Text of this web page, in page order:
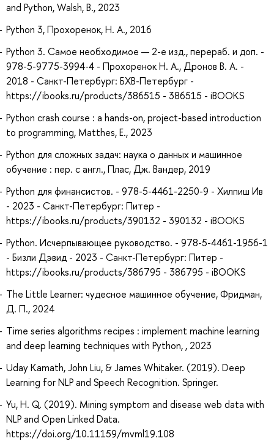
and Python, Walsh, B., 2023
Python 3, Прохоренок, Н. А., 2016
Python 3. Самое необходимое — 2-е изд., перераб. и доп. -
978-5-9775-3994-4 - Прохоренок Н. А., Дронов В. А. -
2018 - Санкт-Петербург: БХВ-Петербург -
https://ibooks.ru/products/386515 - 386515 - iBOOKS
Python crash course : a hands-on, project-based introduction
to programming, Matthes, E., 2023
Python для сложных задач: наука о данных и машинное
обучение : пер. с англ., Плас, Дж. Вандер, 2019
Python для финансистов. - 978-5-4461-2250-9 - Хилпиш Ив
- 2023 - Санкт-Петербург: Питер -
https://ibooks.ru/products/390132 - 390132 - iBOOKS
Python. Исчерпывающее руководство. - 978-5-4461-1956-1
- Бизли Дэвид - 2023 - Санкт-Петербург: Питер -
https://ibooks.ru/products/386795 - 386795 - iBOOKS
The Little Learner: чудесное машинное обучение, Фридман,
Д. П., 2024
Time series algorithms recipes : implement machine learning
and deep learning techniques with Python, , 2023
Uday Kamath, John Liu, & James Whitaker. (2019). Deep
Learning for NLP and Speech Recognition. Springer.
Yu, H. Q. (2019). Mining symptom and disease web data with
NLP and Open Linked Data.
https://doi.org/10.11159/mvml19.108